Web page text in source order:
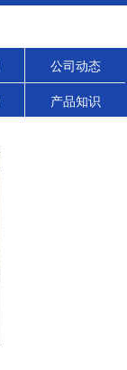
公司动态
产品知识